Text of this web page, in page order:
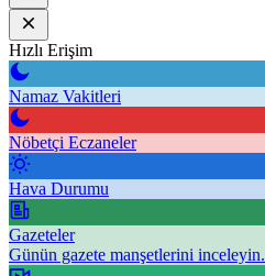
Hızlı Erişim
Namaz Vakitleri
Nöbetçi Eczaneler
Hava Durumu
Gazeteler
Günün gazete manşetlerini inceleyin.